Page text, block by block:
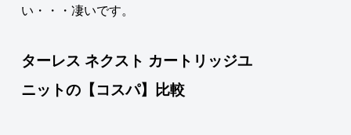
い・・・凄いです。
ターレス ネクスト カートリッジユ
ニットの【コスパ】比較